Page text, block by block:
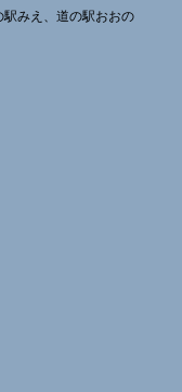
みえ、道の駅おおの